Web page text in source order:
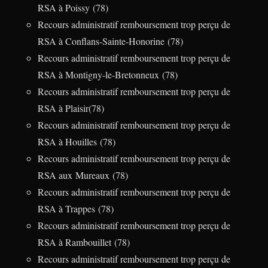
RSA à Poissy (78)
Recours administratif remboursement trop perçu de
RSA à Conflans-Sainte-Honorine (78)
Recours administratif remboursement trop perçu de
RSA à Montigny-le-Bretonneux (78)
Recours administratif remboursement trop perçu de
RSA à Plaisir(78)
Recours administratif remboursement trop perçu de
RSA à Houilles (78)
Recours administratif remboursement trop perçu de
RSA aux Mureaux (78)
Recours administratif remboursement trop perçu de
RSA à Trappes (78)
Recours administratif remboursement trop perçu de
RSA à Rambouillet (78)
Recours administratif remboursement trop perçu de